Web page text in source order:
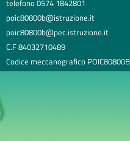
telefono 0574 1842801
poic80800b@istruzione.it
poic80800b@pec.istruzione.it
C.F 84032710489
Codice meccanografico POIC80800B